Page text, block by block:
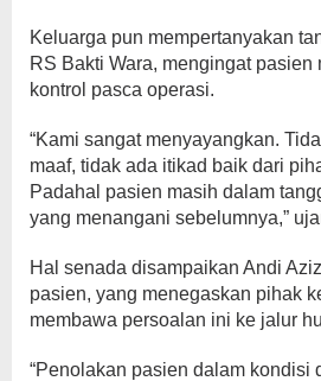
Keluarga pun mempertanyakan
RS Bakti Wara, mengingat pasien
kontrol pasca operasi.
“Kami sangat menyayangkan.
maaf, tidak ada itikad baik dari
Padahal pasien masih dalam
yang menangani sebelumnya,”
Hal senada disampaikan Andi
pasien, yang menegaskan pihak
membawa persoalan ini ke jalur
“Penolakan pasien dalam kondisi